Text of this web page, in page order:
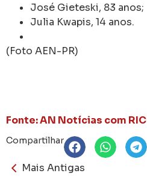
José Gieteski, 83 anos;
Julia Kwapis, 14 anos.
(Foto AEN-PR)
Fonte: AN Notícias com RIC
Compartilhar
Mais Antigas